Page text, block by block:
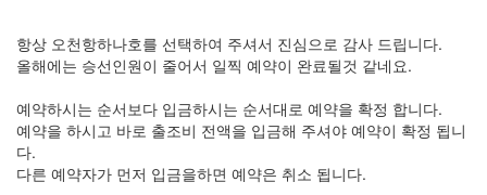
항상 오천항하나호를 선택하여 주셔서 진심으로 감사 드립니다.
올해에는 승선인원이 줄어서 일찍 예약이 완료될것 같네요.
예약하시는 순서보다 입금하시는 순서대로 예약을 확정 합니다.
예약을 하시고 바로 출조비 전액을 입금해 주셔야 예약이 확정 됩니
다.
다른 예약자가 먼저 입금을하면 예약은 취소 됩니다.